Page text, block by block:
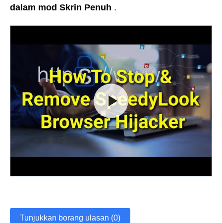
dalam mod Skrin Penuh .
Tunjukkan borang ulasan (0)